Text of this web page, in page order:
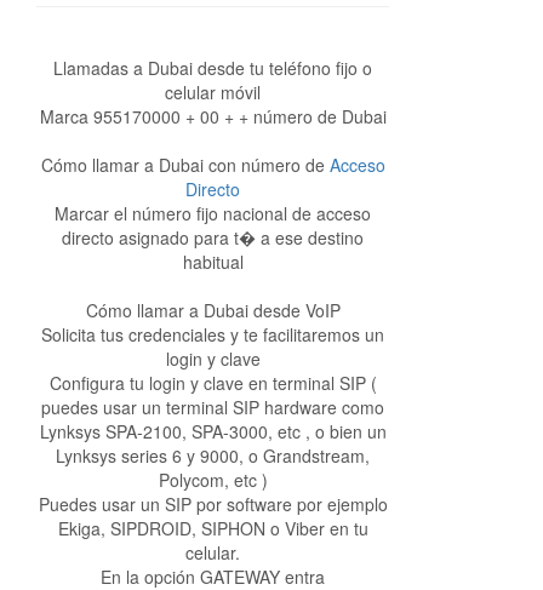
Llamadas a Dubai desde tu teléfono fijo o
celular móvil
Marca 955170000 + 00 + + número de Dubai
Cómo llamar a Dubai con número de Acceso
Directo
Marcar el número fijo nacional de acceso
directo asignado para t� a ese destino
habitual
Cómo llamar a Dubai desde VoIP
Solicita tus credenciales y te facilitaremos un
login y clave
Configura tu login y clave en terminal SIP (
puedes usar un terminal SIP hardware como
Lynksys SPA-2100, SPA-3000, etc , o bien un
Lynksys series 6 y 9000, o Grandstream,
Polycom, etc )
Puedes usar un SIP por software por ejemplo
Ekiga, SIPDROID, SIPHON o Viber en tu
celular.
En la opción GATEWAY entra